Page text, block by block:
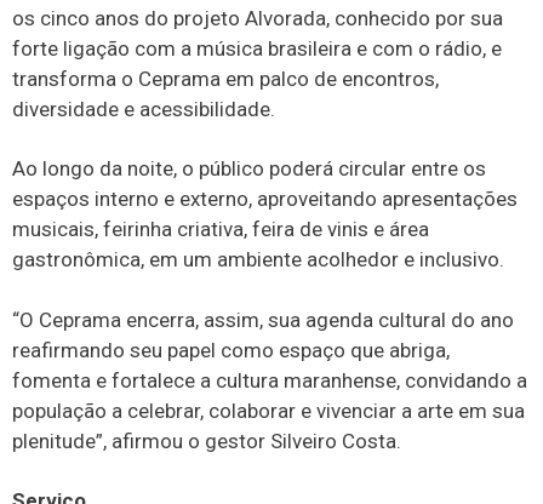
os cinco anos do projeto Alvorada, conhecido por sua
forte ligação com a música brasileira e com o rádio, e
transforma o Ceprama em palco de encontros,
diversidade e acessibilidade.
Ao longo da noite, o público poderá circular entre os
espaços interno e externo, aproveitando apresentações
musicais, feirinha criativa, feira de vinis e área
gastronômica, em um ambiente acolhedor e inclusivo.
“O Ceprama encerra, assim, sua agenda cultural do ano
reafirmando seu papel como espaço que abriga,
fomenta e fortalece a cultura maranhense, convidando a
população a celebrar, colaborar e vivenciar a arte em sua
plenitude”, afirmou o gestor Silveiro Costa.